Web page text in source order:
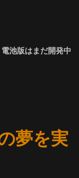
池版はまだ開発中
夢を実